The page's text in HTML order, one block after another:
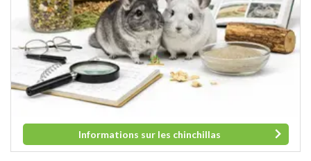
Informations sur les chinchillas